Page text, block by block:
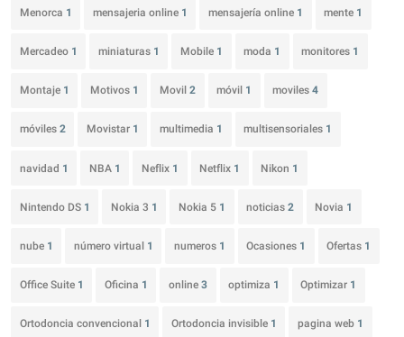
Menorca 1 mensajeria online 1 mensajería online 1 mente 1
Mercadeo 1 miniaturas 1 Mobile 1 moda 1 monitores 1
Montaje 1 Motivos 1 Movil 2 móvil 1 moviles4
móviles 2 Movistar 1 multimedia 1 multisensoriales 1
navidad 1 NBA 1 Neflix 1 Netflix 1 Nikon 1
Nintendo DS 1 Nokia 3 1 Nokia 5 1 noticias2 Novia 1
nube 1 número virtual 1 numeros 1 Ocasiones 1 Ofertas 1
Office Suite 1 Oficina 1 online 3 optimiza 1 Optimizar 1
Ortodoncia convencional 1 Ortodoncia invisible 1 pagina web 1